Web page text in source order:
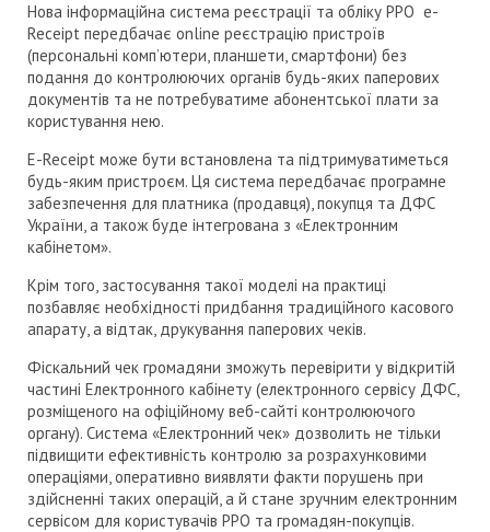
Нова інформаційна система реєстрації та обліку РРО e-
Receipt передбачає оnline реєстрацію пристроїв
(персональні комп’ютери, планшети, смартфони) без
подання до контролюючих органів будь-яких паперових
документів та не потребуватиме абонентської плати за
користування нею.
Е-Receipt може бути встановлена та підтримуватиметься
будь-яким пристроєм. Ця система передбачає програмне
забезпечення для платника (продавця), покупця та ДФС
України, а також буде інтегрована з «Електронним
кабінетом».
Крім того, застосування такої моделі на практиці
позбавляє необхідності придбання традиційного касового
апарату, а відтак, друкування паперових чеків.
Фіскальний чек громадяни зможуть перевірити у відкритій
частині Електронного кабінету (електронного сервісу ДФС,
розміщеного на офіційному веб-сайті контролюючого
органу). Система «Електронний чек» дозволить не тільки
підвищити ефективність контролю за розрахунковими
операціями, оперативно виявляти факти порушень при
здійсненні таких операцій, а й стане зручним електронним
сервісом для користувачів РРО та громадян-покупців.